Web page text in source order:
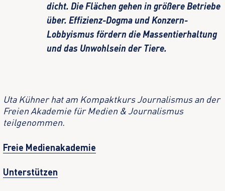
dicht. Die Flächen gehen in größere Betriebe
über. Effizienz-Dogma und Konzern-
Lobbyismus fördern die Massentierhaltung
und das Unwohlsein der Tiere.
Uta Kühner hat am Kompaktkurs Journalismus an der
Freien Akademie für Medien & Journalismus
teilgenommen.
Freie Medienakademie
Unterstützen